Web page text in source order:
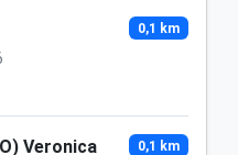
0,1 km
Veronica
0,1 km